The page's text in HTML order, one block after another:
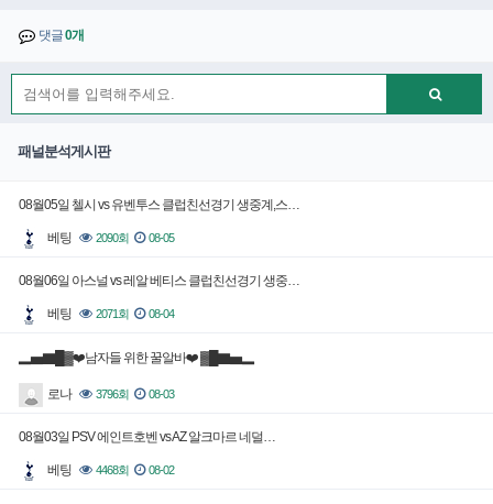
댓글0개
패널분석게시판
08월05일 첼시 vs 유벤투스 클럽친선경기 생중계,스…
베팅 2090회 08-05
08월06일 아스널 vs 레알 베티스 클럽친선경기 생중…
베팅 2071회 08-04
▂▅▇█▓❤️남자들 위한 꿀알바❤️ ▓█▇▅▂
로나 3796회 08-03
08월03일 PSV 에인트호벤 vs AZ 알크마르 네덜…
베팅 4468회 08-02